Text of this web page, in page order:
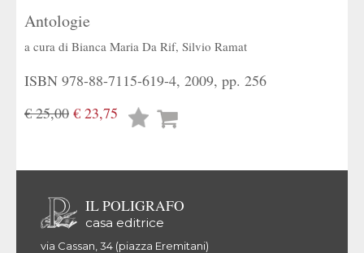
Antologie
a cura di Bianca Maria Da Rif, Silvio Ramat
ISBN 978-88-7115-619-4, 2009, pp. 256
€ 25,00 € 23,75
Lista
IL POLIGRAFO
casa editrice
via Cassan, 34 (piazza Eremitani)